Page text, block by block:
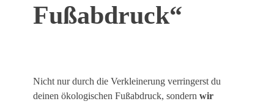
Fußabdruck“
Nicht nur durch die Verkleinerung verringerst du
deinen ökologischen Fußabdruck, sondern wir